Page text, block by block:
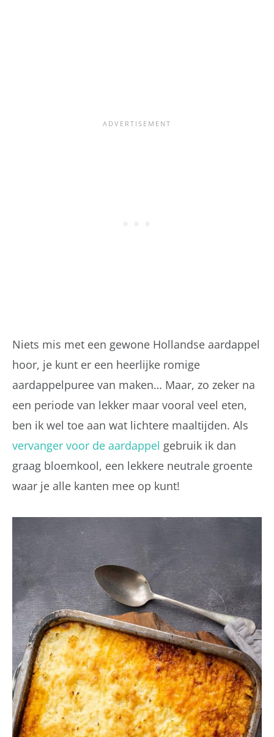
Niets mis met een gewone Hollandse aardappel
hoor, je kunt er een heerlijke romige
aardappelpuree van maken… Maar, zo zeker na
een periode van lekker maar vooral veel eten,
ben ik wel toe aan wat lichtere maaltijden. Als
vervanger voor de aardappel gebruik ik dan
graag bloemkool, een lekkere neutrale groente
waar je alle kanten mee op kunt!